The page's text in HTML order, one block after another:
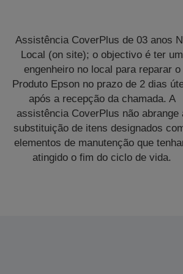
Assistência CoverPlus de 03 anos
Local (on site); o objectivo é ter um
engenheiro no local para reparar o
Produto Epson no prazo de 2 dias
após a recepção da chamada. A
assistência CoverPlus não abrange
substituição de itens designados
elementos de manutenção que
atingido o fim do ciclo de vida.